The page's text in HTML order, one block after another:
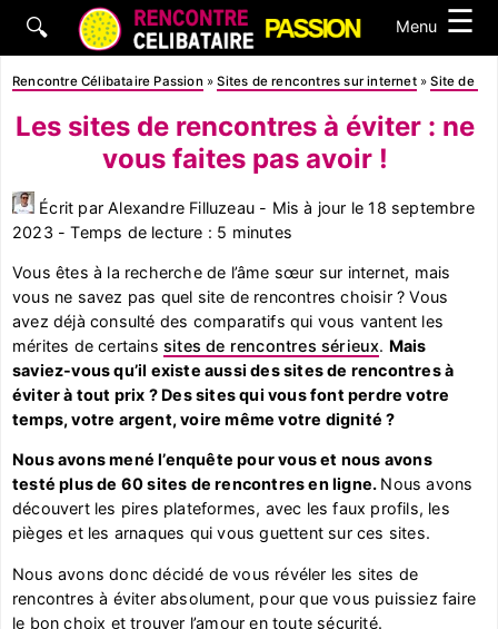
🔍 Menu ☰
Rencontre Célibataire Passion »Sites de rencontres sur internet»Site de
Les sites de rencontres à éviter : ne
vous faites pas avoir !
Écrit par Alexandre Filluzeau - Mis à jour le 18 septembre
2023 - Temps de lecture : 5 minutes
Vous êtes à la recherche de l’âme sœur sur internet, mais
vous ne savez pas quel site de rencontres choisir ? Vous
avez déjà consulté des comparatifs qui vous vantent les
mérites de certains sites de rencontres sérieux. Mais
saviez-vous qu’il existe aussi des sites de rencontres à
éviter à tout prix ? Des sites qui vous font perdre votre
temps, votre argent, voire même votre dignité ?
Nous avons mené l’enquête pour vous et nous avons
testé plus de 60 sites de rencontres en ligne. Nous avons
découvert les pires plateformes, avec les faux profils, les
pièges et les arnaques qui vous guettent sur ces sites.
Nous avons donc décidé de vous révéler les sites de
rencontres à éviter absolument, pour que vous puissiez faire
le bon choix et trouver l’amour en toute sécurité.